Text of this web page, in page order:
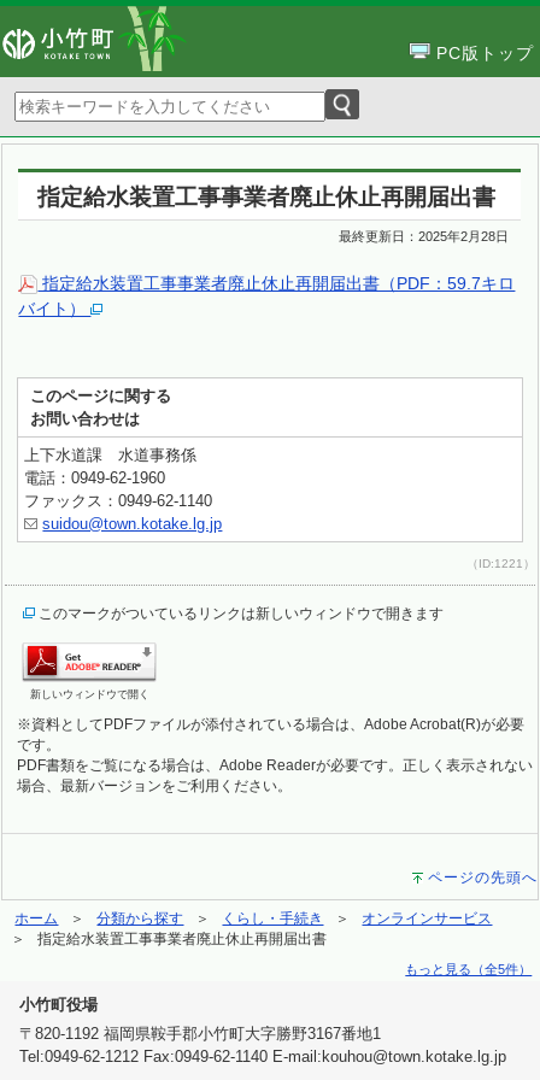
PC版トップ
指定給水装置工事事業者廃止休止再開届出書
最終更新日：2025年2月28日
指定給水装置工事事業者廃止休止再開届出書（PDF：59.7キロ
バイト）
このページに関する
お問い合わせは
上下水道課 水道事務係
電話：0949-62-1960
ファックス：0949-62-1140
suidou@town.kotake.lg.jp
（ID:1221）
このマークがついているリンクは新しいウィンドウで開きます
新しいウィンドウで開く
※資料としてPDFファイルが添付されている場合は、Adobe Acrobat(R)が必要
です。
PDF書類をご覧になる場合は、Adobe Readerが必要です。正しく表示されない
場合、最新バージョンをご利用ください。
ページの先頭へ
ホーム 分類から探す くらし・手続き
オンラインサービス
指定給水装置工事事業者廃止休止再開届出書
もっと見る（全5件）
小竹町役場
〒820-1192 福岡県鞍手郡小竹町大字勝野3167番地1
Tel:0949-62-1212 Fax:0949-62-1140 E-mail:kouhou@town.kotake.lg.jp